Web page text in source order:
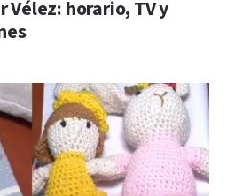
Vélez: horario, TV y